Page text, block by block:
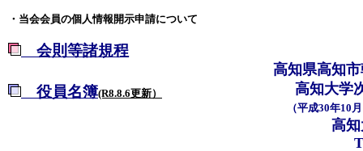
・当会会員の個人情報開示申請について
会則等諸規程
役員名簿(R8.8.6更新）
高知県高知
高知大学
（平成30年10
高